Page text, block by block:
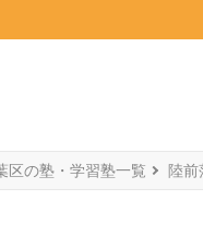
区の塾・学習塾一覧 陸